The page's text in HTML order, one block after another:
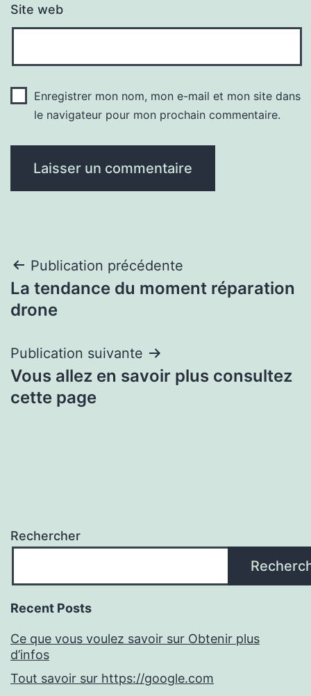
Site web
Enregistrer mon nom, mon e-mail et mon site dans
le navigateur pour mon prochain commentaire.
Navigation
de
Publication précédente
La tendance du moment réparation
drone
Publication suivante
Vous allez en savoir plus consultez
cette page
Rechercher
Recent Posts
Ce que vous voulez savoir sur Obtenir plus
d’infos
Tout savoir sur https://google.com